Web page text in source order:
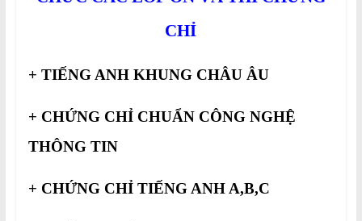
CHỈ
+ TIẾNG ANH KHUNG CHÂU ÂU
+ CHỨNG CHỈ CHUẨN CÔNG NGHỆ
THÔNG TIN
+ CHỨNG CHỈ TIẾNG ANH A,B,C